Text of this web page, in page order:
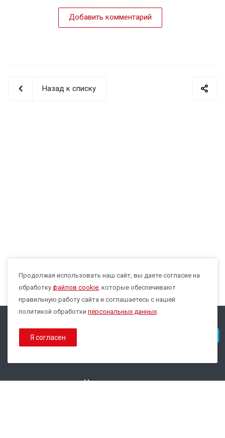
Добавить комментарий
Назад к списку
Max
Продолжая использовать наш сайт, вы даете согласие на
обработку файлов cookie, которые обеспечивают
правильную работу сайта и соглашаетесь с нашей
политикой обработки персональных данных.
Я согласен
© 2026 Все права защищены.
Наши контакты